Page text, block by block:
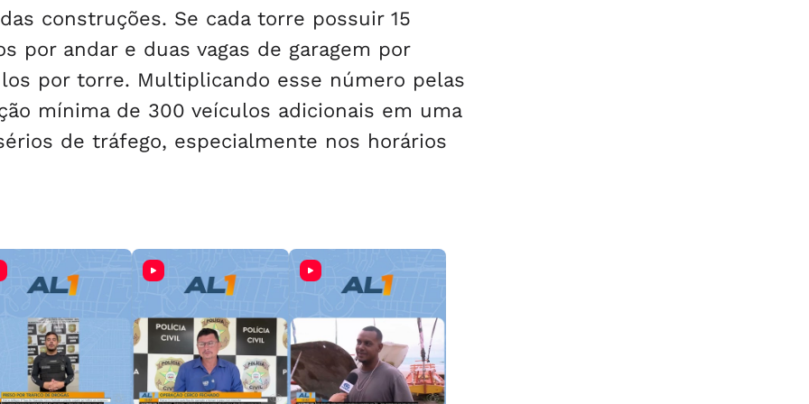
construções. Se cada torre possuir 15
por andar e duas vagas de garagem por
por torre. Multiplicando esse número pelas
mínima de 300 veículos adicionais em uma
de tráfego, especialmente nos horários